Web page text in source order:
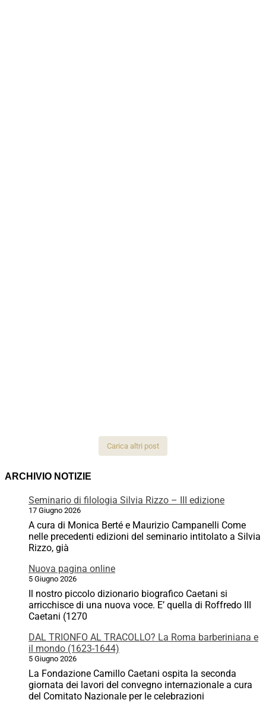
Carica altri post
ARCHIVIO NOTIZIE
Seminario di filologia Silvia Rizzo – III edizione
17 Giugno 2026
A cura di Monica Berté e Maurizio Campanelli Come
nelle precedenti edizioni del seminario intitolato a Silvia
Rizzo, già
Nuova pagina online
5 Giugno 2026
Il nostro piccolo dizionario biografico Caetani si
arricchisce di una nuova voce. E’ quella di Roffredo III
Caetani (1270
DAL TRIONFO AL TRACOLLO? La Roma barberiniana e
il mondo (1623-1644)
5 Giugno 2026
La Fondazione Camillo Caetani ospita la seconda
giornata dei lavori del convegno internazionale a cura
del Comitato Nazionale per le celebrazioni